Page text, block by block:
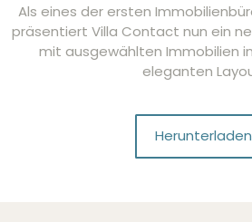
Als eines der ersten
präsentiert Villa Contact nun ein
mit ausgewählten Immobilien
eleganten
Herunterladen